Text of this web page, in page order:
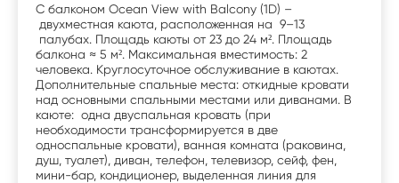
С балконом Ocean View with Balcony (1D) –
двухместная каюта, расположенная на 9–13
палубах. Площадь каюты от 23 до 24 м². Площадь
балкона ≈ 5 м². Максимальная вместимость: 2
человека. Круглосуточное обслуживание в каютах.
Дополнительные спальные места: откидные кровати
над основными спальными местами или диванами. В
каюте: одна двуспальная кровать (при
необходимости трансформируется в две
односпальные кровати), ванная комната (раковина,
душ, туалет), диван, телефон, телевизор, сейф, фен,
мини-бар, кондиционер, выделенная линия для